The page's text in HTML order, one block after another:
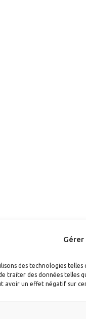
des technologies
traiter des données telles
avoir un effet négatif sur